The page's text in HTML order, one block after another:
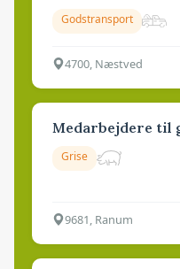
Godstransport
4700, Næstved
Medarbejdere til
Grise
9681, Ranum